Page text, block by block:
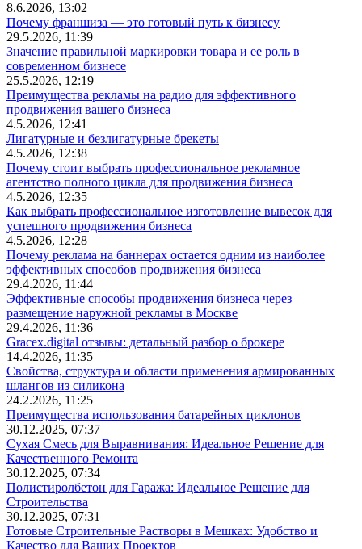
8.6.2026, 13:02
Почему франшиза — это готовый путь к бизнесу
29.5.2026, 11:39
Значение правильной маркировки товара и ее роль в
современном бизнесе
25.5.2026, 12:19
Преимущества рекламы на радио для эффективного
продвижения вашего бизнеса
4.5.2026, 12:41
Лигатурные и безлигатурные брекеты
4.5.2026, 12:38
Почему стоит выбрать профессиональное рекламное
агентство полного цикла для продвижения бизнеса
4.5.2026, 12:35
Как выбрать профессиональное изготовление вывесок для
успешного продвижения бизнеса
4.5.2026, 12:28
Почему реклама на баннерах остается одним из наиболее
эффективных способов продвижения бизнеса
29.4.2026, 11:44
Эффективные способы продвижения бизнеса через
размещение наружной рекламы в Москве
29.4.2026, 11:36
Gracex.digital отзывы: детальный разбор о брокере
14.4.2026, 11:35
Свойства, структура и области применения армированных
шлангов из силикона
24.2.2026, 11:25
Преимущества использования батарейных циклонов
30.12.2025, 07:37
Сухая Смесь для Выравнивания: Идеальное Решение для
Качественного Ремонта
30.12.2025, 07:34
Полистиролбетон для Гаража: Идеальное Решение для
Строительства
30.12.2025, 07:31
Готовые Строительные Растворы в Мешках: Удобство и
Качество для Ваших Проектов